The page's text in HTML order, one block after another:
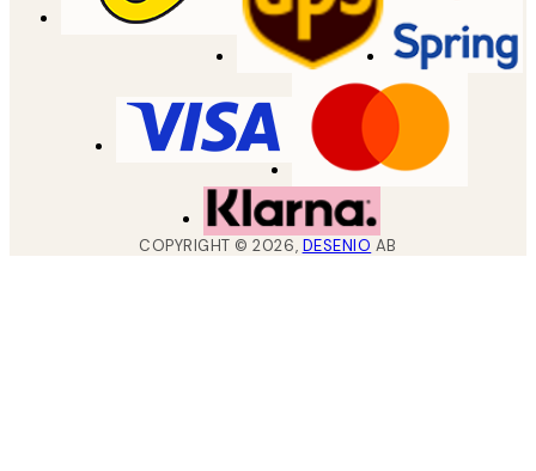
COPYRIGHT ©2026, DESENIO AB